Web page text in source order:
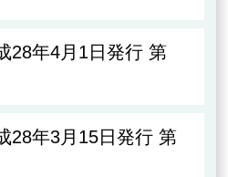
28年4月1日発行 第
28年3月15日発行 第